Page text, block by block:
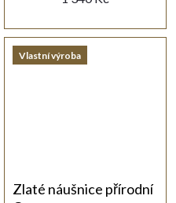
Vlastní výroba
Zlaté náušnice přírodní